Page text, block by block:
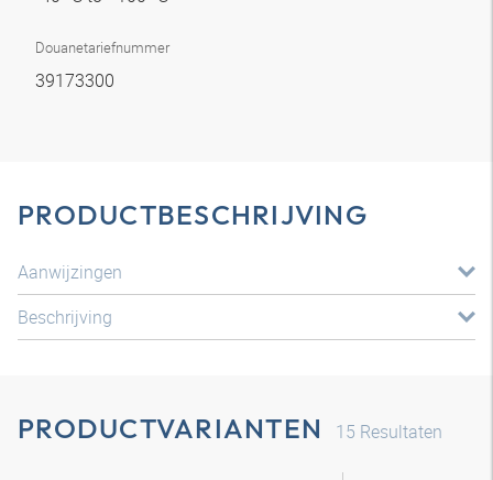
Douanetariefnummer
39173300
PRODUCTBESCHRIJVING
Aanwijzingen
Beschrijving
PRODUCTVARIANTEN 15 Resultaten